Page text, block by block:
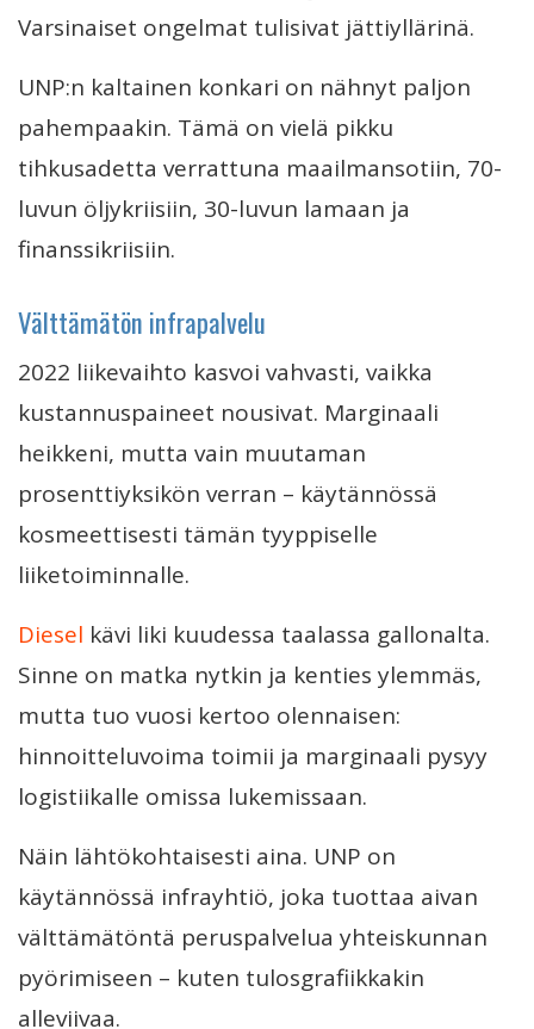
Varsinaiset ongelmat tulisivat jättiyllärinä.
UNP:n kaltainen konkari on nähnyt paljon
pahempaakin. Tämä on vielä pikku
tihkusadetta verrattuna maailmansotiin, 70-
luvun öljykriisiin, 30-luvun lamaan ja
finanssikriisiin.
Välttämätön infrapalvelu
2022 liikevaihto kasvoi vahvasti, vaikka
kustannuspaineet nousivat. Marginaali
heikkeni, mutta vain muutaman
prosenttiyksikön verran – käytännössä
kosmeettisesti tämän tyyppiselle
liiketoiminnalle.
Diesel kävi liki kuudessa taalassa gallonalta.
Sinne on matka nytkin ja kenties ylemmäs,
mutta tuo vuosi kertoo olennaisen:
hinnoitteluvoima toimii ja marginaali pysyy
logistiikalle omissa lukemissaan.
Näin lähtökohtaisesti aina. UNP on
käytännössä infrayhtiö, joka tuottaa aivan
välttämätöntä peruspalvelua yhteiskunnan
pyörimiseen – kuten tulosgrafiikkakin
alleviivaa.